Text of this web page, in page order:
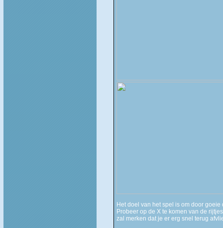
Het doel van het spel is om door
Probeer op de X te komen van de
zal merken dat je er erg snel terug